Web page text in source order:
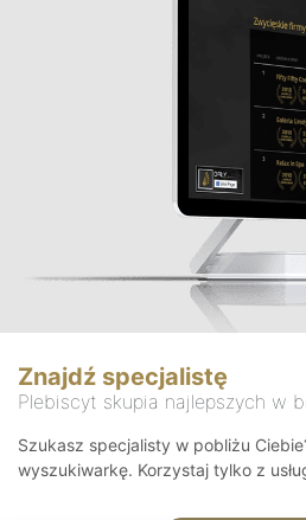
Znajdź specjalistę
Plebiscyt skupia najlepszych w
Szukasz specjalisty w pobliżu
wyszukiwarkę. Korzystaj tylko z